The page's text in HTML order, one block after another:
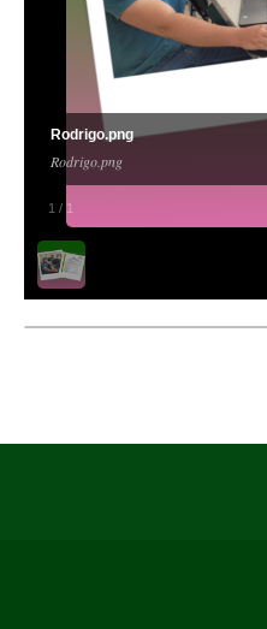
1 / 1
Rodrigo.png
Rodrigo.png